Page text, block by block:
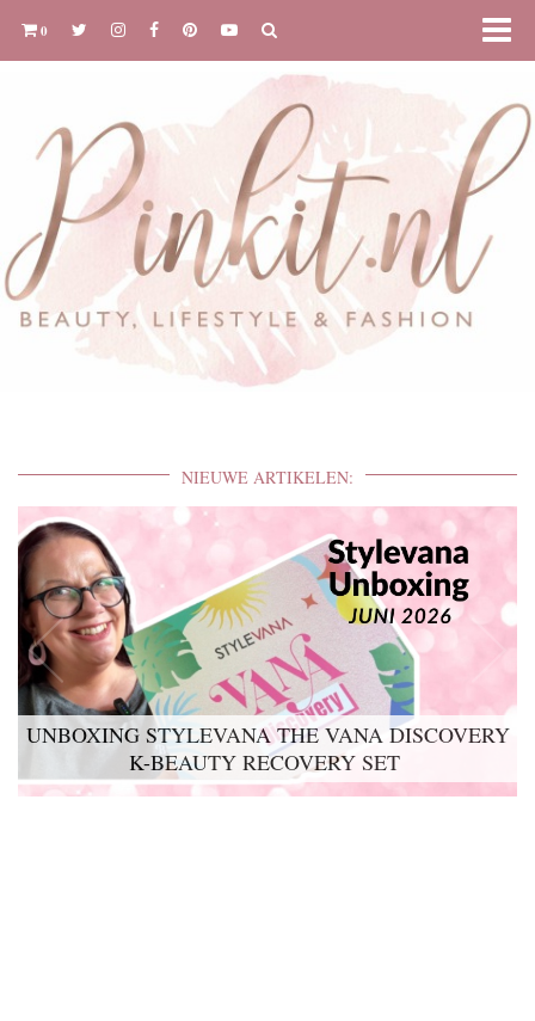
0
NIEUWE ARTIKELEN:
UNBOXING STYLEVANA THE VANA DISCOVERY
K-BEAUTY RECOVERY SET